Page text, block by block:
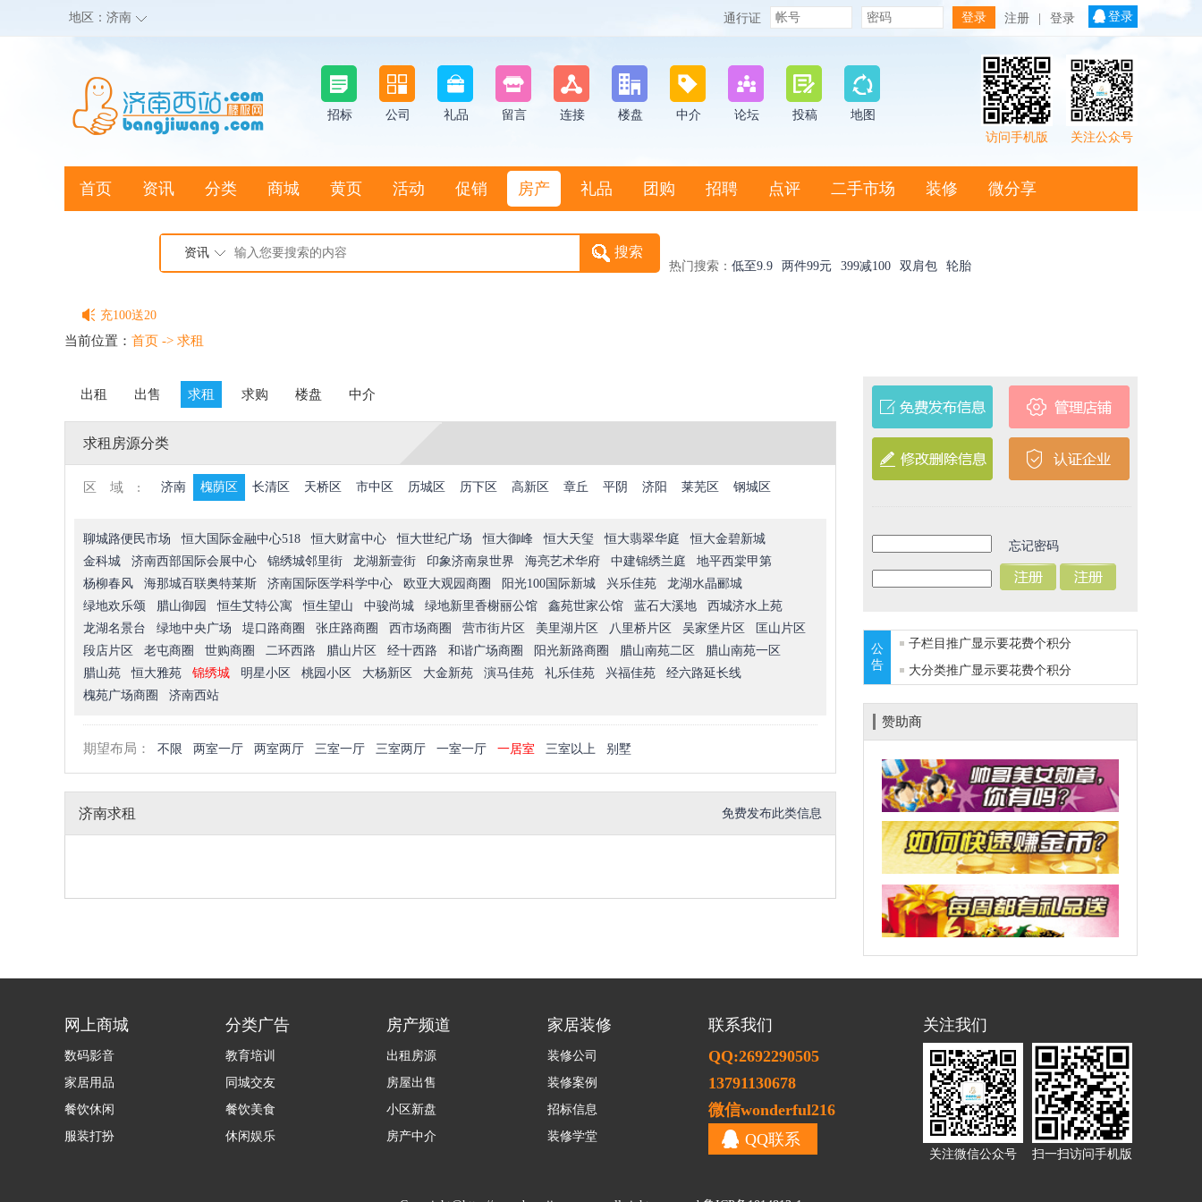
地区： 济南 通行证 注册 登录 登录
招标 公司 礼品 留言 连接 楼盘 中介 论坛 投稿
地图
关注公众号
访问手机版
首页 资讯 分类 商城 黄页 活动 促销 房产 礼品 团购 招聘 点评 二手市场 装修 微分享
资讯
热门搜索： 低至9.9 两件99元 399减100 双肩包 轮胎
棒极网点卡充值请联系客服
充100送20
当前位置： 首页 -> 求租
出租 出售 求租 求购 楼盘 中介
求租房源分类
区域: 济南 槐荫区 长清区 天桥区 市中区 历城区 历下区 高新区 章丘 平阴 济阳 莱芜区 钢城区
聊城路便民市场 恒大国际金融中心518 恒大财富中心 恒大世纪广场 恒大御峰 恒大天玺 恒大翡翠华庭
恒大金碧新城
金科城
济南西部国际会展中心 锦绣城邻里街 龙湖新壹街 印象济南泉世界 海亮艺术华府 中建锦绣兰庭
地平西棠甲第
杨柳春风
海那城百联奥特莱斯 济南国际医学科学中心 欧亚大观园商圈 阳光100国际新城 兴乐佳苑
龙湖水晶郦城
绿地欢乐颂
腊山御园 恒生艾特公寓 恒生望山 中骏尚城 绿地新里香榭丽公馆 鑫苑世家公馆 蓝石大溪地
西城济水上苑
龙湖名景台
绿地中央广场 堤口路商圈 张庄路商圈 西市场商圈 营市街片区 美里湖片区 八里桥片区 吴家堡片区
匡山片区
段店片区
老屯商圈 世购商圈 二环西路 腊山片区 经十西路 和谐广场商圈 阳光新路商圈 腊山南苑二区
腊山南苑一区
腊山苑
恒大雅苑 锦绣城 明星小区 桃园小区 大杨新区 大金新苑 演马佳苑 礼乐佳苑 兴福佳苑
经六路延长线
槐苑广场商圈
济南西站
期望布局： 不限 两室一厅 两室两厅 三室一厅 三室两厅 一室一厅 一居室 三室以上 别墅
济南求租 免费发布此类信息
忘记密码
公
告
子栏目推广显示要花费个积分
大分类推广显示要花费个积分
赞助商
网上商城
数码影音
家居用品
餐饮休闲
服装打扮
分类广告
教育培训
同城交友
餐饮美食
休闲娱乐
房产频道
出租房源
房屋出售
小区新盘
房产中介
家居装修
装修公司
装修案例
招标信息
装修学堂
联系我们
QQ:2692290505
13791130678
微信wonderful216
QQ联系
关注我们
关注微信公众号 扫一扫访问手机版